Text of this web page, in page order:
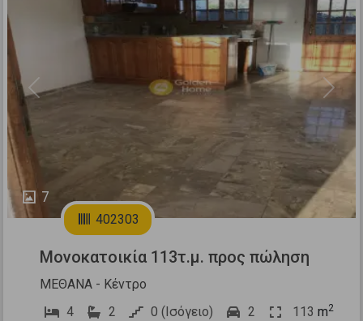
7
Previous Next
402303
Μονοκατοικία 113τ.μ. προς πώληση
ΜΕΘΑΝΑ - Κέντρο
4
2 0 (Ισόγειο) 2 113 m2